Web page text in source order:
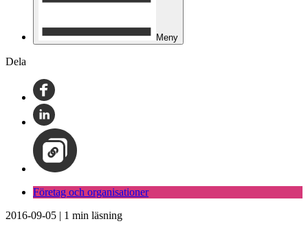
Meny
Dela
Företag och organisationer
2016-09-05 | 1 min läsning